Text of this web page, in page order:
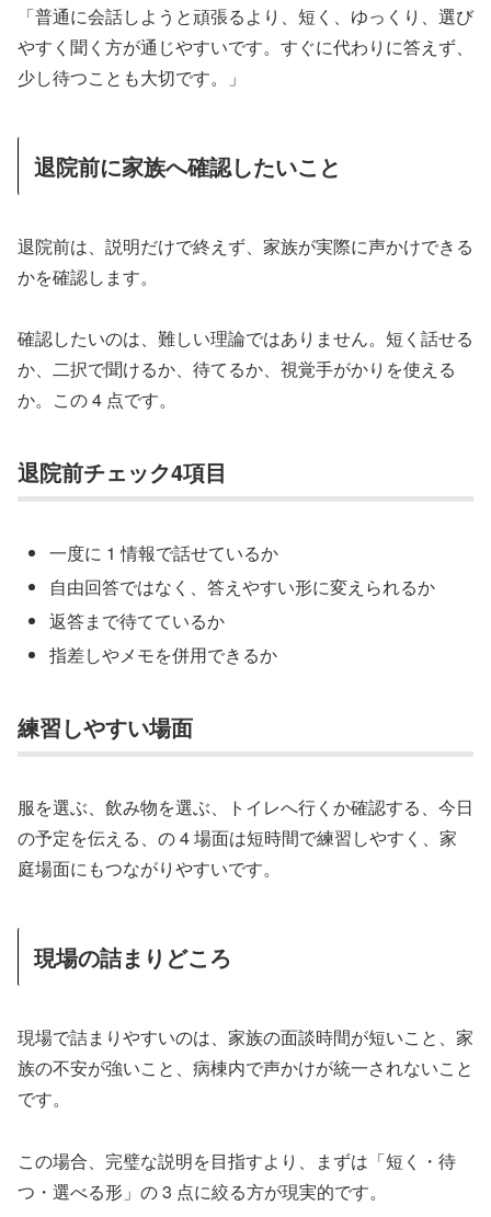
「普通に会話しようと頑張るより、短く、ゆっくり、選び
やすく聞く方が通じやすいです。すぐに代わりに答えず、
少し待つことも大切です。」
退院前に家族へ確認したいこと
退院前は、説明だけで終えず、家族が実際に声かけできる
かを確認します。
確認したいのは、難しい理論ではありません。短く話せる
か、二択で聞けるか、待てるか、視覚手がかりを使える
か。この 4 点です。
退院前チェック4項目
一度に 1 情報で話せているか
自由回答ではなく、答えやすい形に変えられるか
返答まで待てているか
指差しやメモを併用できるか
練習しやすい場面
服を選ぶ、飲み物を選ぶ、トイレへ行くか確認する、今日
の予定を伝える、の 4 場面は短時間で練習しやすく、家
庭場面にもつながりやすいです。
現場の詰まりどころ
現場で詰まりやすいのは、家族の面談時間が短いこと、家
族の不安が強いこと、病棟内で声かけが統一されないこと
です。
この場合、完璧な説明を目指すより、まずは「短く・待
つ・選べる形」の 3 点に絞る方が現実的です。